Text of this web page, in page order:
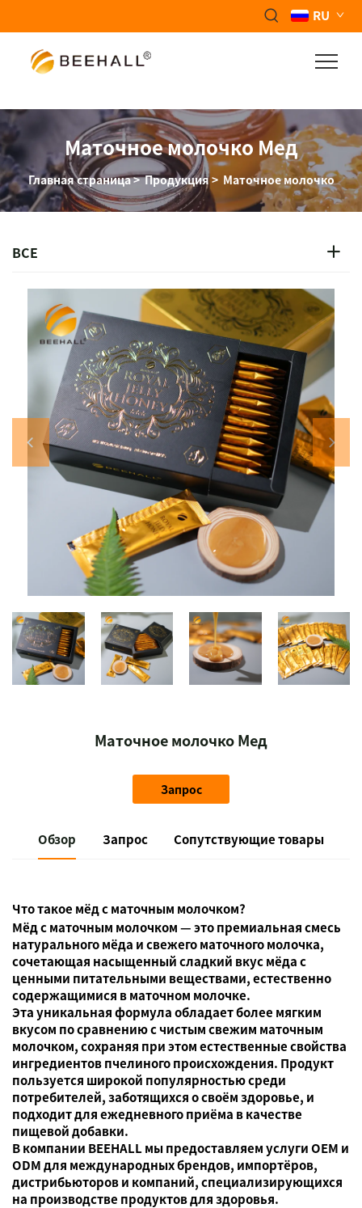
RU
Маточное молочко Мед
Главная страница>Продукция> Маточное молочко
ВСЕ
Маточное молочко Мед
Запрос
Обзор Запрос Сопутствующие товары
Что такое мёд с маточным молочком?
Мёд с маточным молочком — это премиальная смесь
натурального мёда и свежего маточного молочка,
сочетающая насыщенный сладкий вкус мёда с
ценными питательными веществами, естественно
содержащимися в маточном молочке.
Эта уникальная формула обладает более мягким
вкусом по сравнению с чистым свежим маточным
молочком, сохраняя при этом естественные свойства
ингредиентов пчелиного происхождения. Продукт
пользуется широкой популярностью среди
потребителей, заботящихся о своём здоровье, и
подходит для ежедневного приёма в качестве
пищевой добавки.
В компании BEEHALL мы предоставляем услуги OEM и
ODM для международных брендов, импортёров,
дистрибьюторов и компаний, специализирующихся
на производстве продуктов для здоровья.